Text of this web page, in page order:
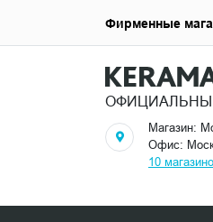
Магазин:
Офис:
10
Фирменные